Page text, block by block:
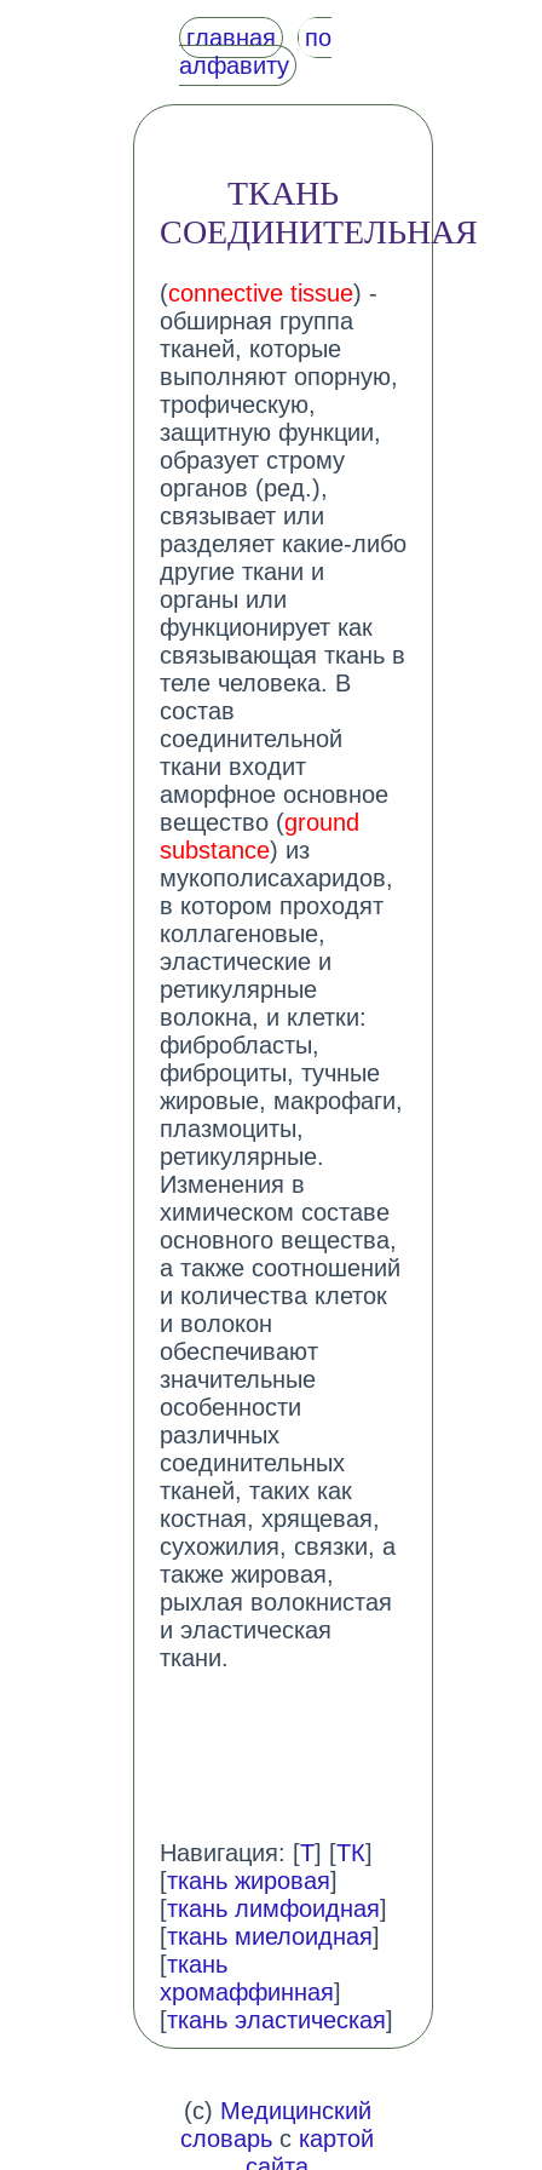
главная
по
алфавиту
ТКАНЬ
СОЕДИНИТЕЛЬНАЯ
(connective tissue) -
обширная группа
тканей, которые
выполняют опорную,
трофическую,
защитную функции,
образует строму
органов (ред.),
связывает или
разделяет какие-либо
другие ткани и
органы или
функционирует как
связывающая ткань в
теле человека. В
состав
соединительной
ткани входит
аморфное основное
вещество (ground
substance) из
мукополисахаридов,
в котором проходят
коллагеновые,
эластические и
ретикулярные
волокна, и клетки:
фибробласты,
фиброциты, тучные
жировые, макрофаги,
плазмоциты,
ретикулярные.
Изменения в
химическом составе
основного вещества,
а также соотношений
и количества клеток
и волокон
обеспечивают
значительные
особенности
различных
соединительных
тканей, таких как
костная, хрящевая,
сухожилия, связки, а
также жировая,
рыхлая волокнистая
и эластическая
ткани.
Навигация: [Т] [ТК]
[ткань жировая]
[ткань лимфоидная]
[ткань миелоидная]
[ткань
хромаффинная]
[ткань эластическая]
(c) Медицинский
словарь с картой